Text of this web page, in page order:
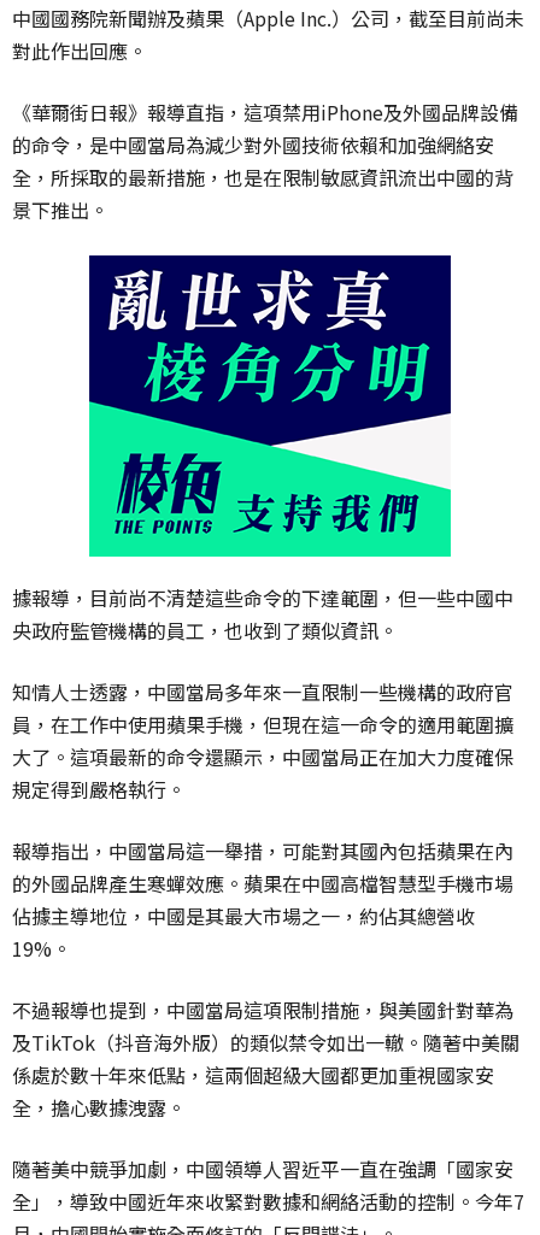
中國國務院新聞辦及蘋果（Apple Inc.）公司，截至目前尚未
對此作出回應。
《華爾街日報》報導直指，這項禁用iPhone及外國品牌設備
的命令，是中國當局為減少對外國技術依賴和加強網絡安
全，所採取的最新措施，也是在限制敏感資訊流出中國的背
景下推出。
據報導，目前尚不清楚這些命令的下達範圍，但一些中國中
央政府監管機構的員工，也收到了類似資訊。
知情人士透露，中國當局多年來一直限制一些機構的政府官
員，在工作中使用蘋果手機，但現在這一命令的適用範圍擴
大了。這項最新的命令還顯示，中國當局正在加大力度確保
規定得到嚴格執行。
報導指出，中國當局這一舉措，可能對其國內包括蘋果在內
的外國品牌產生寒蟬效應。蘋果在中國高檔智慧型手機市場
佔據主導地位，中國是其最大市場之一，約佔其總營收
19%。
不過報導也提到，中國當局這項限制措施，與美國針對華為
及TikTok（抖音海外版）的類似禁令如出一轍。隨著中美關
係處於數十年來低點，這兩個超級大國都更加重視國家安
全，擔心數據洩露。
隨著美中競爭加劇，中國領導人習近平一直在強調「國家安
全」，導致中國近年來收緊對數據和網絡活動的控制。今年7